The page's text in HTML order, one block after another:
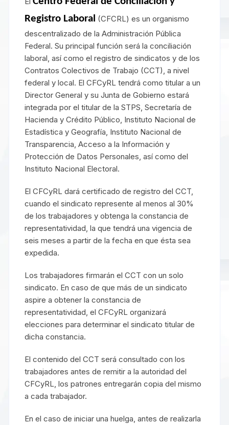
Registro Laboral (CFCRL) es un organismo
descentralizado de la Administración Pública
Federal. Su principal función será la conciliación
laboral, así como el registro de sindicatos y de los
Contratos Colectivos de Trabajo (CCT), a nivel
federal y local. El CFCyRL tendrá como titular a un
Director General y su Junta de Gobierno estará
integrada por el titular de la STPS, Secretaría de
Hacienda y Crédito Público, Instituto Nacional de
Estadística y Geografía, Instituto Nacional de
Transparencia, Acceso a la Información y
Protección de Datos Personales, así como del
Instituto Nacional Electoral.
El CFCyRL dará certificado de registro del CCT,
cuando el sindicato represente al menos al 30%
de los trabajadores y obtenga la constancia de
representatividad, la que tendrá una vigencia de
seis meses a partir de la fecha en que ésta sea
expedida.
Los trabajadores firmarán el CCT con un solo
sindicato. En caso de que más de un sindicato
aspire a obtener la constancia de
representatividad, el CFCyRL organizará
elecciones para determinar el sindicato titular de
dicha constancia.
El contenido del CCT será consultado con los
trabajadores antes de remitir a la autoridad del
CFCyRL, los patrones entregarán copia del mismo
a cada trabajador.
En el caso de iniciar una huelga, antes de realizarla